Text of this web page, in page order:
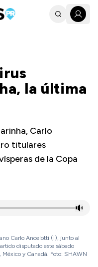
la última
Carlo
titulares
de la Copa
Carlo Ancelotti (i), junto al
disputado este sábado
y Canadá. Foto: SHAWN